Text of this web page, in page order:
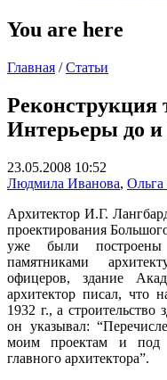
You are here
Главная / Статьи
Реконструкция
Интерьеры до и
23.05.2008 10:52
Людмила Иванова, Ольга
Архитектор И.Г.
проектирования
уже были построены
памятниками
офицеров, здание
архитектор писал, что
1932 г., а
он указывал:
моим проектам и под
главного архитектора”.